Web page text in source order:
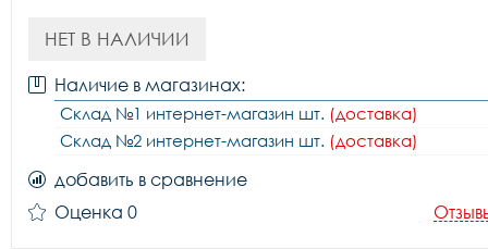
НЕТ В НАЛИЧИИ
Наличие в магазинах:
Склад №1 интернет-магазин шт. (доставка)
Склад №2 интернет-магазин шт. (доставка)
добавить в сравнение
Оценка 0